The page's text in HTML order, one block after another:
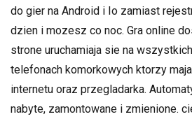
do gier na Android i Io zamiast
dzien i mozesz co noc. Gra online
strone uruchamiaja sie na
telefonach komorkowych ktorzy
internetu oraz przegladarka.
nabyte, zamontowane i zmienione.